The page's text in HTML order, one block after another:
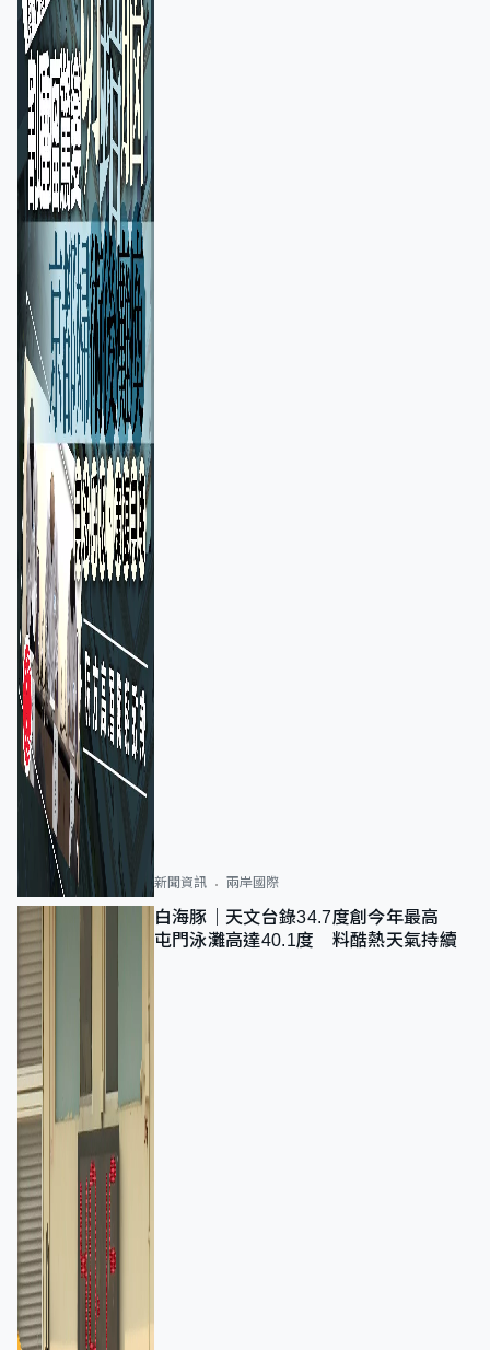
新聞資訊 兩岸國際
白海豚｜天文台錄34.7度創今年最高
屯門泳灘高達40.1度 料酷熱天氣持續